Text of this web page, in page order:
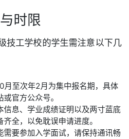
时限
技工学校的学生需注意以下几
月至次年2月为集中报名期，具体
官方公众号。
信息、学业成绩证明以及两寸蓝底
全，以免耽误申请进度。
需要参加入学面试，请保持通讯畅